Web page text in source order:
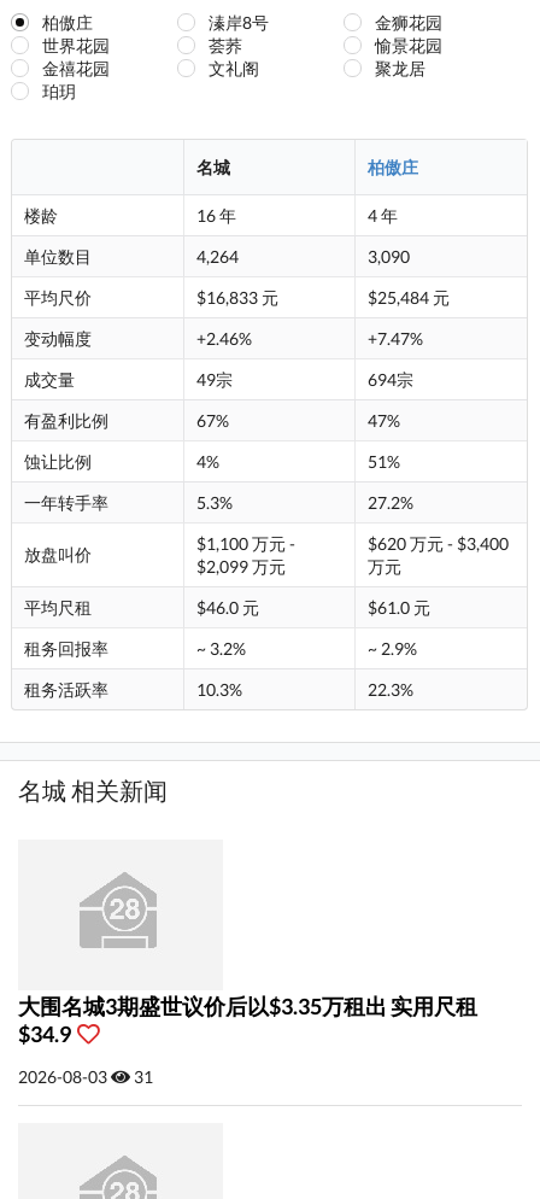
柏傲庄 溱岸8号
金狮花园
世界花园
荟荞
愉景花园
金禧花园
文礼阁
聚龙居
珀玥
名城 柏傲庄
楼龄 16 年
4 年
单位数目
4,264
3,090
平均尺价
$16,833 元
$25,484 元
变动幅度
+2.46%
+7.47%
成交量
49宗
694宗
有盈利比例
67%
47%
蚀让比例
4%
51%
一年转手率
5.3% 27.2%
放盘叫价
$1,100 万元 -
$2,099 万元
$620 万元 - $3,400
万元
平均尺租
$46.0 元
$61.0 元
租务回报率
~ 3.2%
~ 2.9%
租务活跃率
10.3% 22.3%
名城 相关新闻
大围名城3期盛世议价后以$3.35万租出 实用尺租
$34.9
2026-08-03 31